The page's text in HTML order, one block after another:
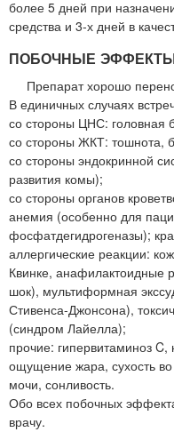
более 5 дней при
средства и 3-х дней в
ПОБОЧНЫЕ
Препарат хорошо
В единичных случаях
со стороны ЦНС: головная
со стороны ЖКТ: тошнота,
со стороны эндокринной
развития комы);
со стороны органов
анемия (особенно для
фосфатдегидрогеназы);
аллергические реакции:
Квинке, анафилактоидные
шок), мультиформная
Стивенса-Джонсона),
(синдром Лайелла);
прочие: гипервитаминоз
ощущение жара, сухость
мочи, сонливость.
Обо всех побочных
врачу.